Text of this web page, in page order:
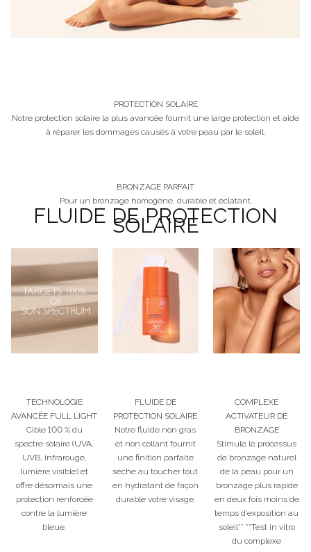
PROTECTION SOLAIRE
Notre protection solaire la plus avancée fournit une large protection et aide
à réparer les dommages causés à votre peau par le soleil.
BRONZAGE PARFAIT
Pour un bronzage homogène, durable et éclatant.
FLUIDE DE PROTECTION
SOLAIRE
TECHNOLOGIE
AVANCÉE FULL LIGHT
Cible 100 % du
spectre solaire (UVA,
UVB, infrarouge,
lumière visible) et
offre désormais une
protection renforcée
contre la lumière
bleue.
FLUIDE DE
PROTECTION SOLAIRE
Notre fluide non gras
et non collant fournit
une finition parfaite
sèche au toucher tout
en hydratant de façon
durable votre visage.
COMPLEXE
ACTIVATEUR DE
BRONZAGE
Stimule le processus
de bronzage naturel
de la peau pour un
bronzage plus rapide
en deux fois moins de
temps d’exposition au
soleil** **Test in vitro
du complexe